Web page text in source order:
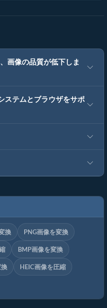
画像の品質が低下しま
ステムとブラウザをサポ
換 PNG画像を変換
BMP画像を変換
HEIC画像を圧縮